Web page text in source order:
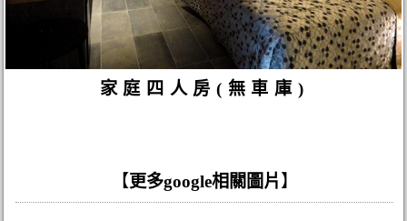
家庭四人房(無車庫)
【 更多google相關圖片 】